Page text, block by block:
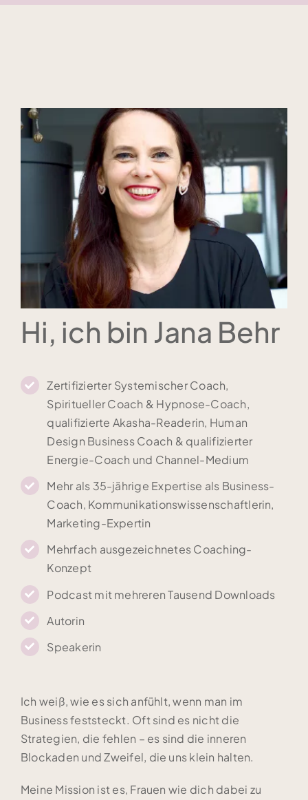
Hi, ich bin Jana Behr
Zertifizierter Systemischer Coach,
Spiritueller Coach & Hypnose-Coach,
qualifizierte Akasha-Readerin, Human
Design Business Coach & qualifizierter
Energie-Coach und Channel-Medium
Mehr als 35-jährige Expertise als Business-
Coach, Kommunikationswissenschaftlerin,
Marketing-Expertin
Mehrfach ausgezeichnetes Coaching-
Konzept
Podcast mit mehreren Tausend Downloads
Autorin
Speakerin
Ich weiß, wie es sich anfühlt, wenn man im
Business feststeckt. Oft sind es nicht die
Strategien, die fehlen – es sind die inneren
Blockaden und Zweifel, die uns klein halten.
Meine Mission ist es, Frauen wie dich dabei zu